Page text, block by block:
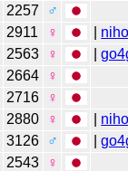
2257
♂
2911 ♀
2563 ♀ |
2664
♀
2716
♀
2880 ♀
3126 ♂ |
2543
♀